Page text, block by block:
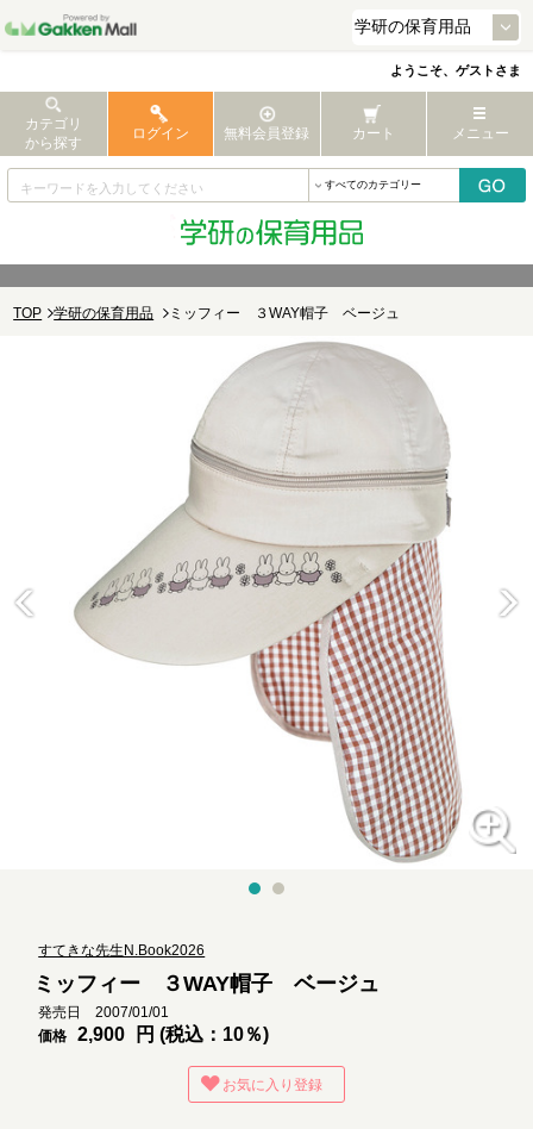
ようこそ、ゲストさま
カテゴリ
から探す
ログイン 無料会員登録 カート メニュー
TOP 学研の保育用品 ミッフィー ３WAY帽子 ベージュ
すてきな先生N.Book2026
ミッフィー ３WAY帽子 ベージュ
発売日 2007/01/01
価格
2,900 円 (税込：10％)
お気に入り登録